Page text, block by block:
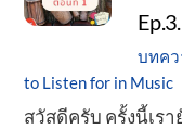
บทค
to Listen for in Music
สวัสดีครับ ครั้งนี้เรา